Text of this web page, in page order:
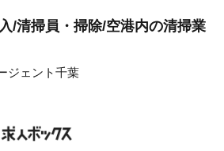
/清掃員・掃除/空港内の清掃業
ジェント千葉